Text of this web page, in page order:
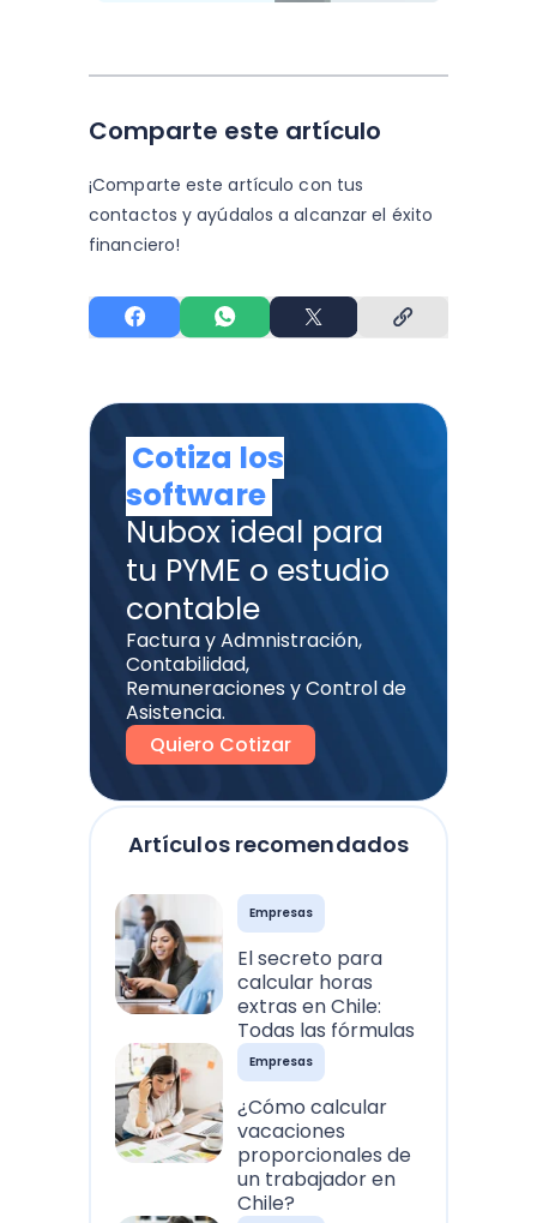
Comparte este artículo
¡Comparte este artículo con tus
contactos y ayúdalos a alcanzar el éxito
financiero!
Artículos recomendados
Empresas
El secreto para
calcular horas
extras en Chile:
Todas las fórmulas
Empresas
¿Cómo calcular
vacaciones
proporcionales de
un trabajador en
Chile?
Cotiza los
software
Nubox ideal para
tu PYME o estudio
contable
Factura y Admnistración,
Contabilidad,
Remuneraciones y Control de
Asistencia.
Quiero Cotizar